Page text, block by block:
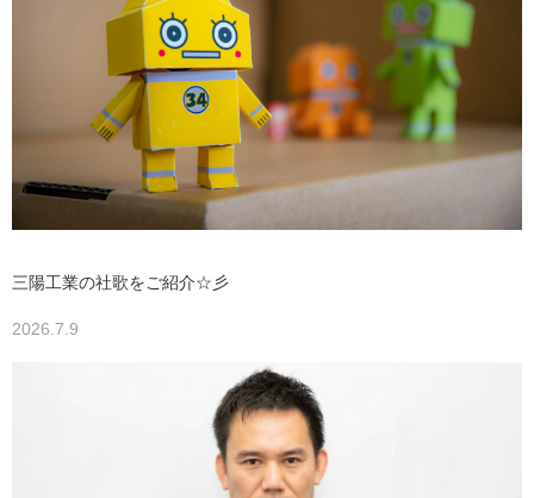
三陽工業の社歌をご紹介☆彡
2026.7.9